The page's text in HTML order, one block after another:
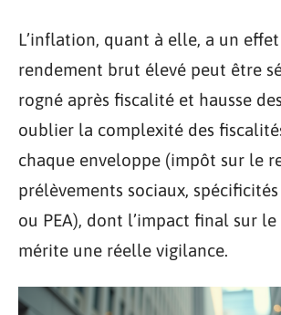
L’inflation, quant à elle, a un
rendement brut élevé peut être
rogné après fiscalité et hausse
oublier la complexité des
chaque enveloppe (impôt sur le
prélèvements sociaux,
ou PEA), dont l’impact final sur
mérite une réelle vigilance.